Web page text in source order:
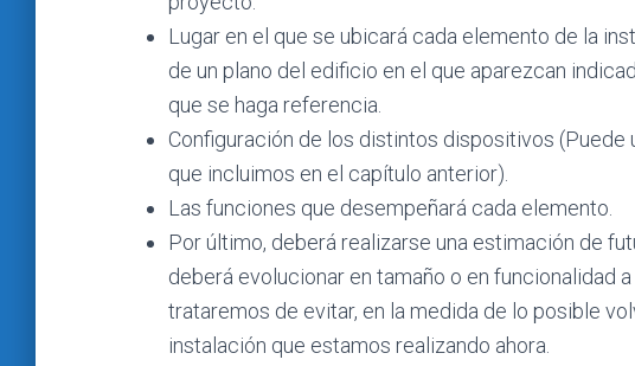
Lugar en el que se ubicará cada elemento de la
de un plano del edificio en el que aparezcan
que se haga referencia.
Configuración de los distintos dispositivos
que incluimos en el capítulo anterior).
Las funciones que desempeñará cada elemento.
Por último, deberá realizarse una estimación de
deberá evolucionar en tamaño o en funcionalidad
trataremos de evitar, en la medida de lo posible
instalación que estamos realizando ahora.